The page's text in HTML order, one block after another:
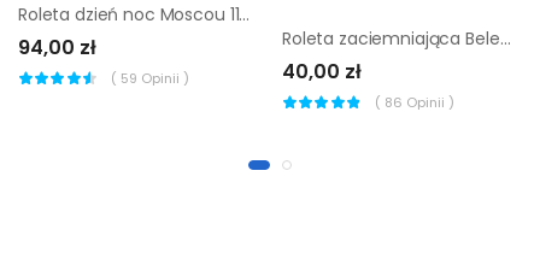
Roleta dzień noc Moscou 110 x 160 cm biała Inspire
94,00 zł
( 59 Opinii )
Roleta zaciemniająca Belem 57 x 160 cm szara Inspire
40,00 zł
( 86 Opinii )